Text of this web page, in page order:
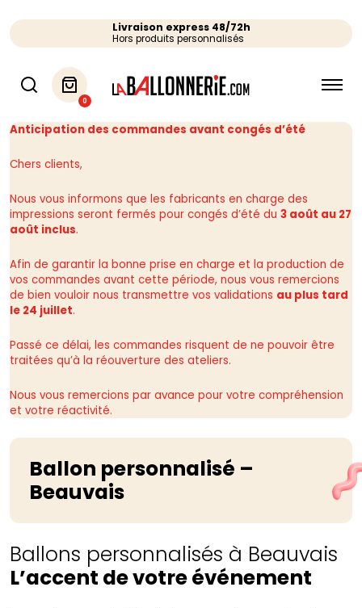
Livraison express 48/72h
Hors produits personnalisés
0
Anticipation des commandes avant congés d’été
Chers clients,
Nous vous informons que les fabricants en charge des
impressions seront fermés pour congés d’été du 3 août au 27
août inclus.
Afin de garantir la bonne prise en charge et la production de
vos commandes avant cette période, nous vous remercions
de bien vouloir nous transmettre vos validations au plus tard
le 24 juillet.
Passé ce délai, les commandes risquent de ne pouvoir être
traitées qu’à la réouverture des ateliers.
Nous vous remercions par avance pour votre compréhension
et votre réactivité.
Ballon personnalisé –
Beauvais
Ballons personnalisés à Beauvais
L’accent de votre événement